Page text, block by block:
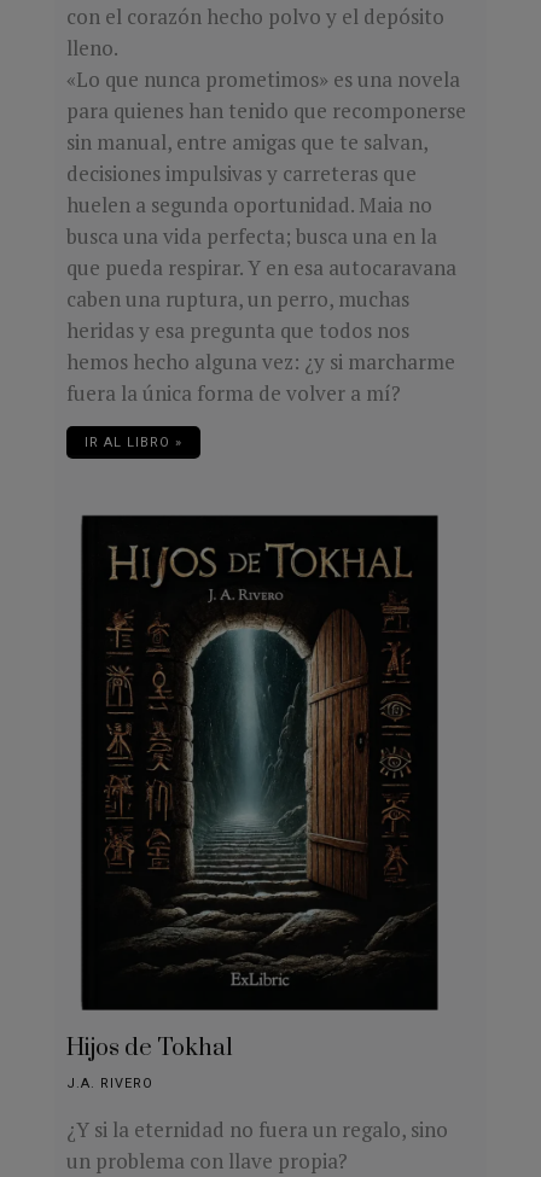
con el corazón hecho polvo y el depósito
lleno.
«Lo que nunca prometimos» es una novela
para quienes han tenido que recomponerse
sin manual, entre amigas que te salvan,
decisiones impulsivas y carreteras que
huelen a segunda oportunidad. Maia no
busca una vida perfecta; busca una en la
que pueda respirar. Y en esa autocaravana
caben una ruptura, un perro, muchas
heridas y esa pregunta que todos nos
hemos hecho alguna vez: ¿y si marcharme
fuera la única forma de volver a mí?
IR AL LIBRO »
Hijos de Tokhal
J.A. RIVERO
¿Y si la eternidad no fuera un regalo, sino
un problema con llave propia?